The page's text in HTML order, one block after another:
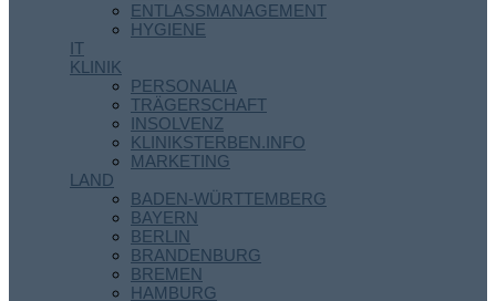
ENTLASSMANAGEMENT
HYGIENE
IT
KLINIK
PERSONALIA
TRÄGERSCHAFT
INSOLVENZ
KLINIKSTERBEN.INFO
MARKETING
LAND
BADEN-WÜRTTEMBERG
BAYERN
BERLIN
BRANDENBURG
BREMEN
HAMBURG